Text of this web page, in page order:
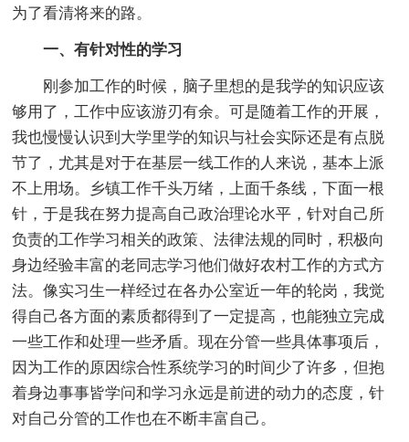
为了看清将来的路。
一、有针对性的学习
刚参加工作的时候，脑子里想的是我学的知识应该
够用了，工作中应该游刃有余。可是随着工作的开展，
我也慢慢认识到大学里学的知识与社会实际还是有点脱
节了，尤其是对于在基层一线工作的人来说，基本上派
不上用场。乡镇工作千头万绪，上面千条线，下面一根
针，于是我在努力提高自己政治理论水平，针对自己所
负责的工作学习相关的政策、法律法规的同时，积极向
身边经验丰富的老同志学习他们做好农村工作的方式方
法。像实习生一样经过在各办公室近一年的轮岗，我觉
得自己各方面的素质都得到了一定提高，也能独立完成
一些工作和处理一些矛盾。现在分管一些具体事项后，
因为工作的原因综合性系统学习的时间少了许多，但抱
着身边事事皆学问和学习永远是前进的动力的态度，针
对自己分管的工作也在不断丰富自己。